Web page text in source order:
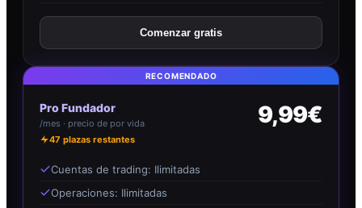
Comenzar gratis
RECOMENDADO
Pro Fundador
/mes · precio de por vida
47 plazas restantes
9,99€
Cuentas de trading: Ilimitadas
Operaciones: Ilimitadas